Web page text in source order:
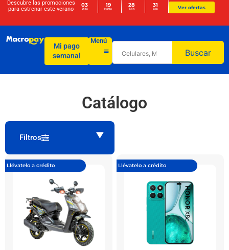
Descubre las promociones
para estrenar este verano
03
Días
19
Horas
28
Min
31
Seg Ver ofertas
Mi pago
semanal
Menú
Buscar
Catálogo
Filtros
Llévatelo a crédito Llévatelo a crédito